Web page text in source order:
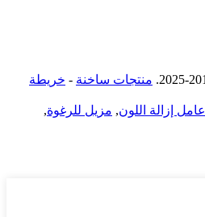
منتجات ساخنة - خريطة
عامل إزالة اللون, مزيل للرغوة,